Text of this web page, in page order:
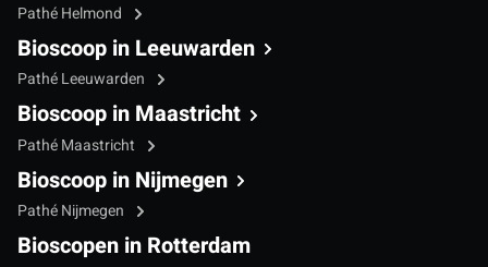
Pathé Helmond
Bioscoop in Leeuwarden
Pathé Leeuwarden
Bioscoop in Maastricht
Pathé Maastricht
Bioscoop in Nijmegen
Pathé Nijmegen
Bioscopen in Rotterdam